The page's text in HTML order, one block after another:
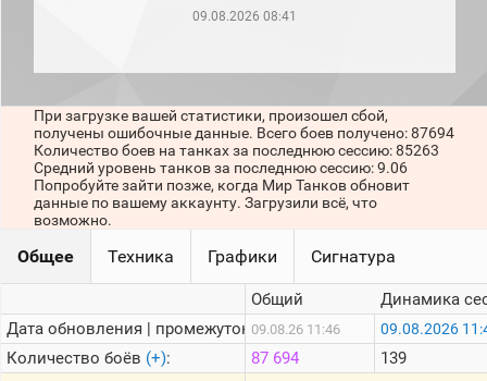
месяц)
игроков
последние
сессии)
1000
стримеров
09.08.2026 08:41
При загрузке вашей статистики, произошел сбой,
получены ошибочные данные. Всего боев получено: 87694
Количество боев на танках за последнюю сессию: 85263
Средний уровень танков за последнюю сессию: 9.06
Попробуйте зайти позже, когда Мир Танков обновит
данные по вашему аккаунту. Загрузили всё, что
возможно.
Общее Техника Графики Сигнатура
Дата обновления | промежуток:
Количество боёв (+):
Общий
09.08.26 11:46
87 694
Динамика
09.08.2026
139